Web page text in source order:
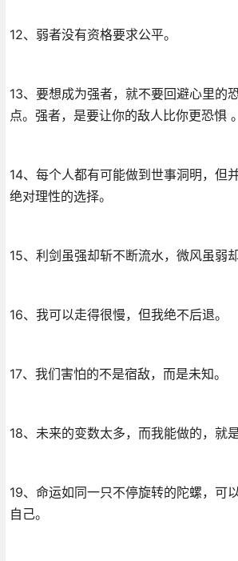
12、弱者没有资格要求公平。
13、要想成为强者，就不要回避心里的
点。强者，是要让你的敌人比你更恐惧 。
14、每个人都有可能做到世事洞明，但
绝对理性的选择。
15、利剑虽强却斩不断流水，微风虽弱
16、我可以走得很慢，但我绝不后退。
17、我们害怕的不是宿敌，而是未知。
18、未来的变数太多，而我能做的，就
19、命运如同一只不停旋转的陀螺，可
自己。